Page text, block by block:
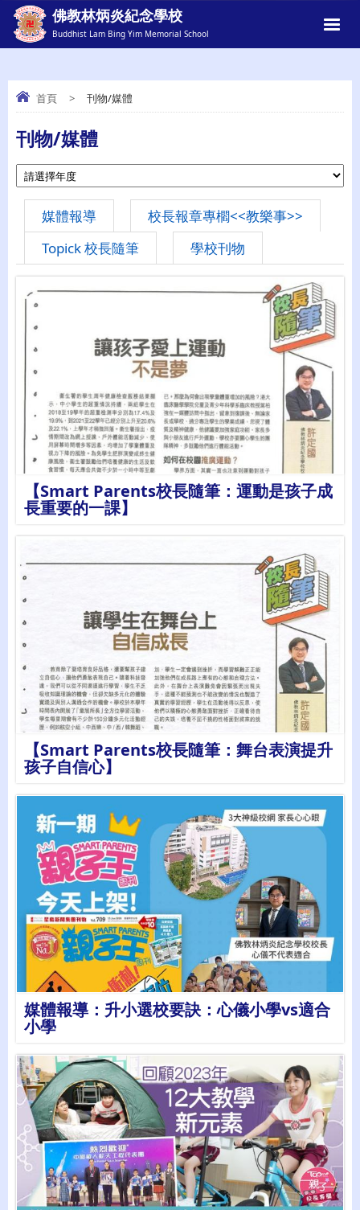
佛教林炳炎紀念學校
Buddhist Lam Bing Yim Memorial School
首頁 > 刊物/媒體
刊物/媒體
媒體報導
校長報章專櫩<<教樂事>>
Topick 校長隨筆
學校刊物
【Smart Parents校長隨筆：運動是孩子成
長重要的一課】
詳情
【Smart Parents校長隨筆：舞台表演提升
孩子自信心】
詳情
媒體報導：升小選校要訣：心儀小學vs適合
小學
詳情
詳情